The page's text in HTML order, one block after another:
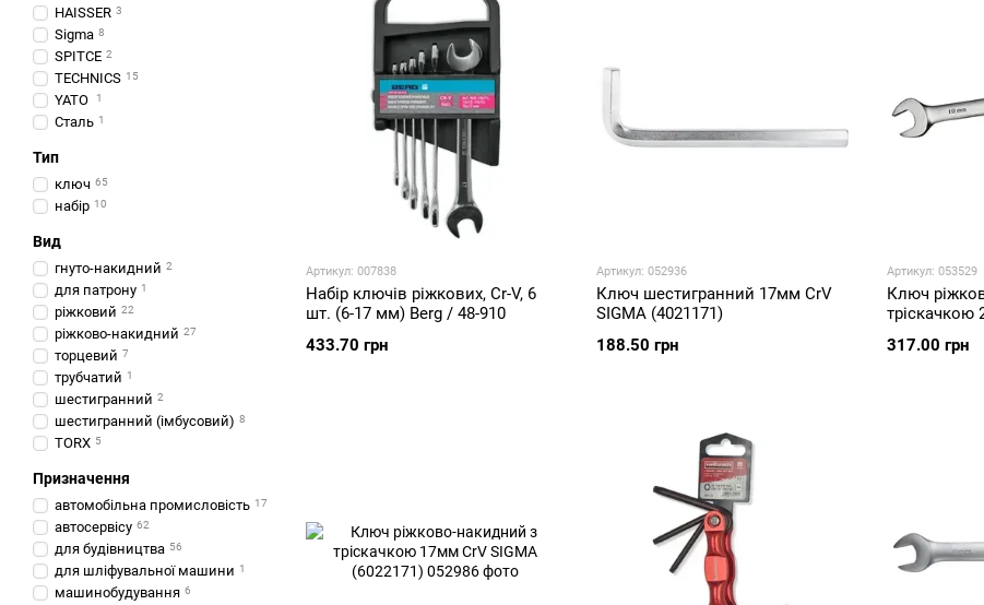
Артикул: 007838
Набір ключів ріжкових, Cr-V, 6
шт. (6-17 мм) Berg / 48-910
433.70 грн
Артикул: 052936
Ключ шестигранний 17мм CrV
SIGMA (4021171)
188.50 грн
Артикул: 053529
Ключ
тріскачкою
317.00 грн
HAISSER 3
Sigma 8
SPITCE 2
TECHNICS 15
YATO 1
Сталь 1
Тип
ключ 65
набір 10
Вид
гнуто-накидний 2
для патрону 1
ріжковий 22
ріжково-накидний 27
торцевий 7
трубчатий 1
шестигранний 2
шестигранний (імбусовий) 8
TORX 5
Призначення
автомобільна промисловість 17
автосервісу 62
для будівництва 56
для шліфувальної машини 1
машинобудування 6